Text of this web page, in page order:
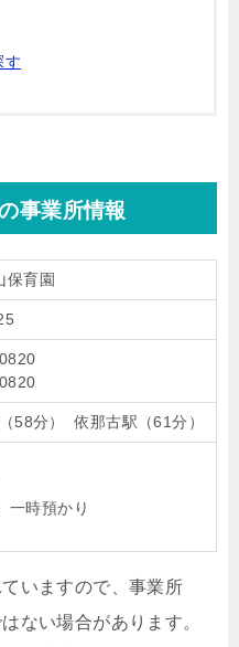
す
事業所情報
保育園
58分） 依那古駅（61分）
一時預かり
いますので、事業所
ない場合があります。